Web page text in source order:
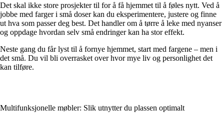
Det skal ikke store prosjekter til for å få hjemmet til å føles nytt. Ved å
jobbe med farger i små doser kan du eksperimentere, justere og finne
ut hva som passer deg best. Det handler om å tørre å leke med nyanser
og oppdage hvordan selv små endringer kan ha stor effekt.
Neste gang du får lyst til å fornye hjemmet, start med fargene – men i
det små. Du vil bli overrasket over hvor mye liv og personlighet det
kan tilføre.
Multifunksjonelle møbler: Slik utnytter du plassen optimalt